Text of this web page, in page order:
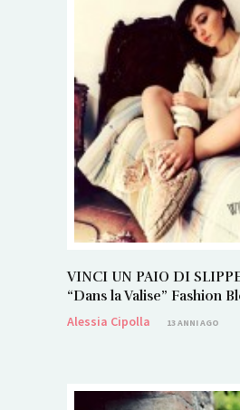
VINCI UN PAIO DI
“Dans la Valise” Fashion
Alessia Cipolla
13 ANNI AGO